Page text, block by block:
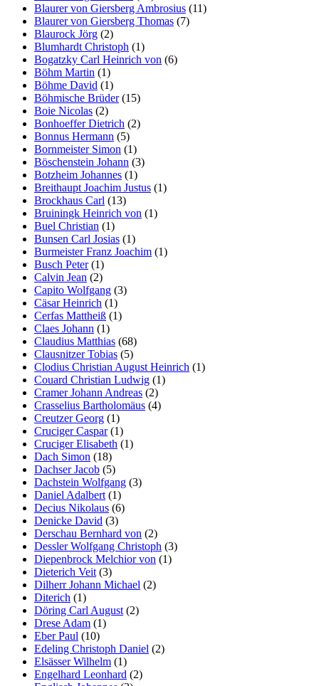
Blaurer von Giersberg Ambrosius (11)
Blaurer von Giersberg Thomas (7)
Blaurock Jörg (2)
Blumhardt Christoph (1)
Bogatzky Carl Heinrich von (6)
Böhm Martin (1)
Böhme David (1)
Böhmische Brüder(15)
Boie Nicolas (2)
Bonhoeffer Dietrich (2)
Bonnus Hermann (5)
Bornmeister Simon (1)
Böschenstein Johann (3)
Botzheim Johannes (1)
Breithaupt Joachim Justus (1)
Brockhaus Carl (13)
Bruiningk Heinrich von (1)
Buel Christian (1)
Bunsen Carl Josias (1)
Burmeister Franz Joachim (1)
Busch Peter(1)
Calvin Jean (2)
Capito Wolfgang (3)
Cäsar Heinrich (1)
Cerfas Mattheiß (1)
Claes Johann (1)
Claudius Matthias (68)
Clausnitzer Tobias (5)
Clodius Christian August Heinrich (1)
Couard Christian Ludwig (1)
Cramer Johann Andreas (2)
Crasselius Bartholomäus (4)
Creutzer Georg (1)
Cruciger Caspar(1)
Cruciger Elisabeth (1)
Dach Simon (18)
Dachser Jacob (5)
Dachstein Wolfgang (3)
Daniel Adalbert (1)
Decius Nikolaus (6)
Denicke David (3)
Derschau Bernhard von (2)
Dessler Wolfgang Christoph (3)
Diepenbrock Melchior von (1)
Dieterich Veit (3)
Dilherr Johann Michael (2)
Diterich (1)
Döring Carl August (2)
Drese Adam (1)
Eber Paul (10)
Edeling Christoph Daniel (2)
Elsässer Wilhelm (1)
Engelhard Leonhard (2)